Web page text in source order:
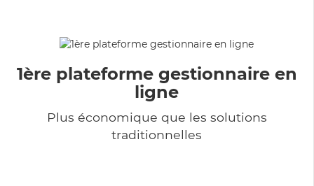
1ère plateforme gestionnaire en
ligne
Plus économique que les solutions
traditionnelles